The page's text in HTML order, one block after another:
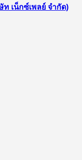
ท เน็กซ์เพลย์ จำกัด)